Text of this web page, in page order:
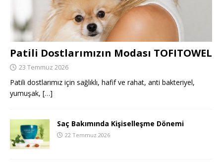
Patili Dostlarımızın Modası TOFITOWEL
23 Temmuz 2026
Patili dostlarımız için sağlıklı, hafif ve rahat, anti bakteriyel,
yumuşak, […]
Saç Bakımında Kişiselleşme Dönemi
22 Temmuz 2026